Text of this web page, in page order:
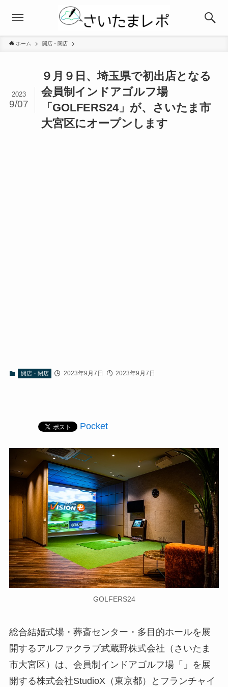
ホーム 開店・閉店
９月９日、埼玉県で初出店となる
会員制インドアゴルフ場
「GOLFERS24」が、さいたま市
大宮区にオープンします
2023
9/07
開店・閉店 2023年9月7日 2023年9月7日
Pocket
GOLFERS24
総合結婚式場・葬斎センター・多目的ホールを展
開するアルファクラブ武蔵野株式会社（さいたま
市大宮区）は、会員制インドアゴルフ場「」を展
開する株式会社StudioX（東京都）とフランチャイ